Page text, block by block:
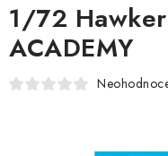
WARHAMMER
ASK PRODUKTY
PLASTIKOVÉ MODELY
1/72
ACADEMY